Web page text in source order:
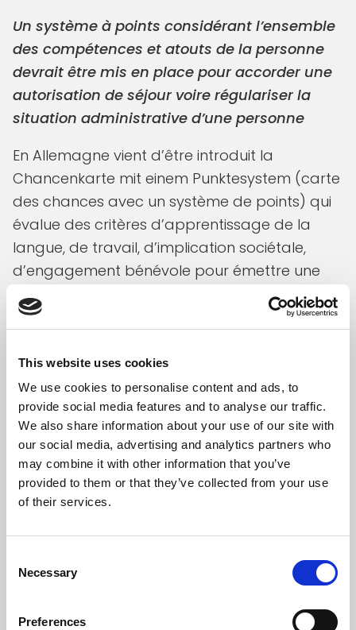
This website uses cookies
We use cookies to personalise content and ads, to
provide social media features and to analyse our traffic.
We also share information about your use of our site with
our social media, advertising and analytics partners who
may combine it with other information that you’ve
provided to them or that they’ve collected from your use
of their services.
Selection
Necessary
Preferences
Un système à points considérant l’ensemble
des compétences et atouts de la personne
devrait être mis en place pour accorder une
autorisation de séjour voire régulariser la
situation administrative d’une personne
En Allemagne vient d’être introduit la
Chancenkarte mit einem Punktesystem (carte
des chances avec un système de points) qui
évalue des critères d’apprentissage de la
langue, de travail, d’implication sociétale,
d’engagement bénévole pour émettre une
autorisation de séjour et de travail[14]. Un
exemple intéressant à suivre au Luxembourg
des compétences des personnes désirant
travailler au Luxembourg.
Il faut arrêter de considérer comme
déterminants pour accéder au séjour légal
au Luxembourg que la demande soit
effectuée avant l’arrivée au Luxembourg, que
l’employeur potentiel dispose d’une
autorisation d’engager un ressortissant de
pays tiers.
La liste des métiers très en pénurie doit être